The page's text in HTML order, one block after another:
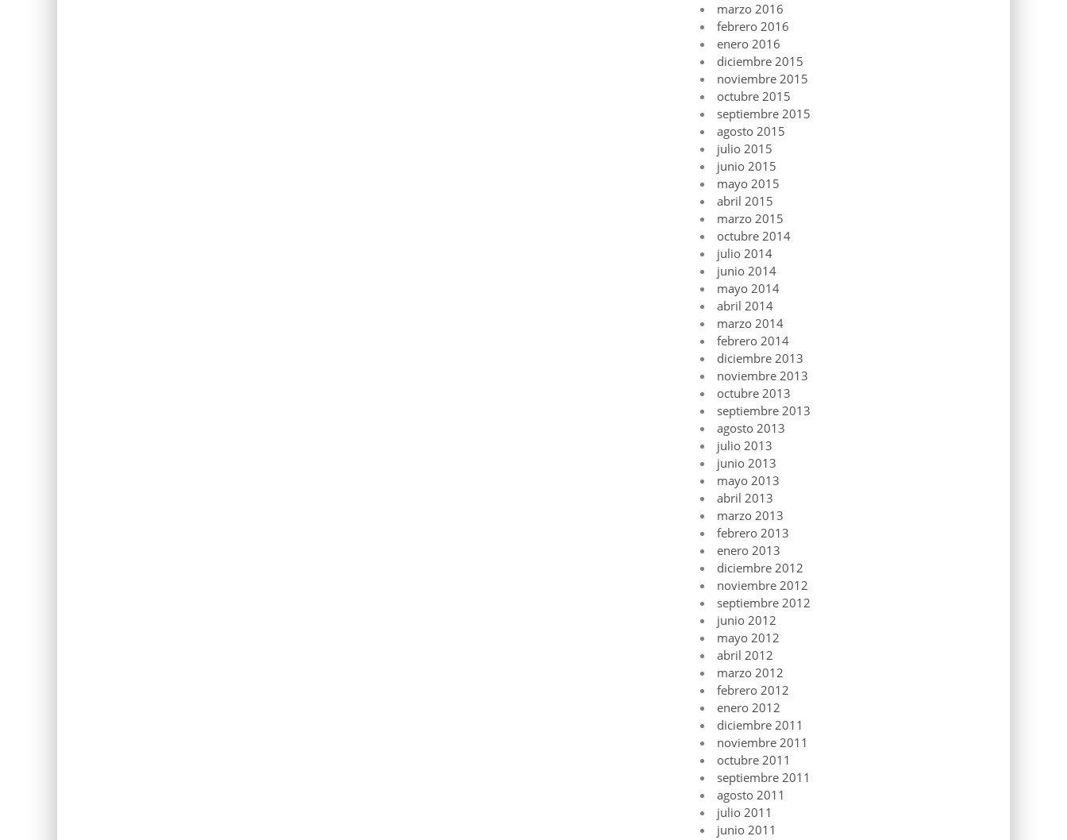
marzo 2016
febrero 2016
enero 2016
diciembre 2015
noviembre 2015
octubre 2015
septiembre 2015
agosto 2015
julio 2015
junio 2015
mayo 2015
abril 2015
marzo 2015
octubre 2014
julio 2014
junio 2014
mayo 2014
abril 2014
marzo 2014
febrero 2014
diciembre 2013
noviembre 2013
octubre 2013
septiembre 2013
agosto 2013
julio 2013
junio 2013
mayo 2013
abril 2013
marzo 2013
febrero 2013
enero 2013
diciembre 2012
noviembre 2012
septiembre 2012
junio 2012
mayo 2012
abril 2012
marzo 2012
febrero 2012
enero 2012
diciembre 2011
noviembre 2011
octubre 2011
septiembre 2011
agosto 2011
julio 2011
junio 2011